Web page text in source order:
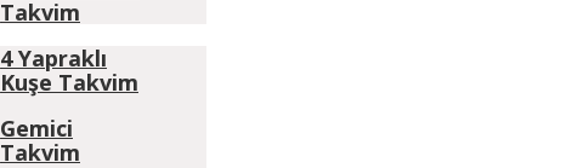
Takvim
4 Yapraklı
Kuşe Takvim
Gemici
Takvim